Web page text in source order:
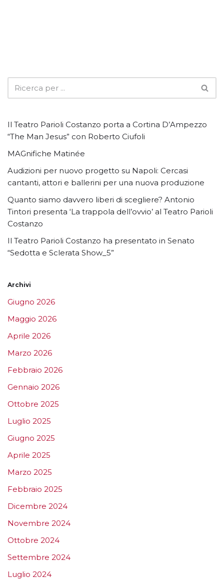
Il Teatro Parioli Costanzo porta a Cortina D’Ampezzo
“The Man Jesus” con Roberto Ciufoli
MAGnifiche Matinée
Audizioni per nuovo progetto su Napoli: Cercasi
cantanti, attori e ballerini per una nuova produzione
Quanto siamo davvero liberi di scegliere? Antonio
Tintori presenta ‘La trappola dell’ovvio’ al Teatro Parioli
Costanzo
Il Teatro Parioli Costanzo ha presentato in Senato
“Sedotta e Sclerata Show_5”
Archivi
Giugno 2026
Maggio 2026
Aprile 2026
Marzo 2026
Febbraio 2026
Gennaio 2026
Ottobre 2025
Luglio 2025
Giugno 2025
Aprile 2025
Marzo 2025
Febbraio 2025
Dicembre 2024
Novembre 2024
Ottobre 2024
Settembre 2024
Luglio 2024